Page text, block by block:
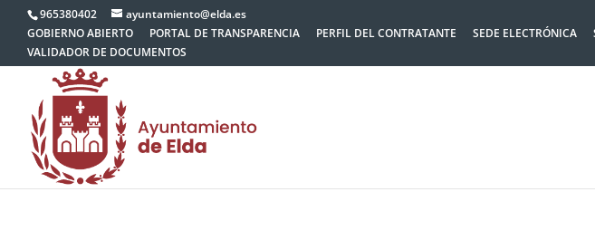
965380402
ayuntamiento@elda.es
GOBIERNO ABIERTO
PORTAL DE TRANSPARENCIA PERFIL DEL CONTRATANTE SEDE ELECTRÓNICA
VALIDADOR DE DOCUMENTOS